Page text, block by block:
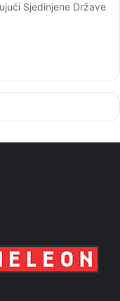
Sjedinjene Države